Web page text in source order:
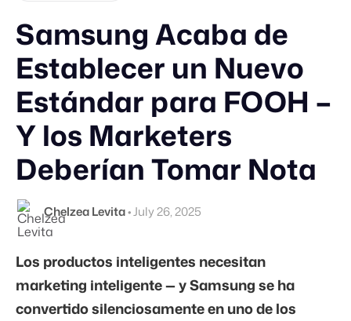
Samsung Acaba de
Establecer un Nuevo
Estándar para FOOH –
Y los Marketers
Deberían Tomar Nota
Chelzea Levita•July 26, 2025
Los productos inteligentes necesitan
marketing inteligente — y Samsung se ha
convertido silenciosamente en uno de los